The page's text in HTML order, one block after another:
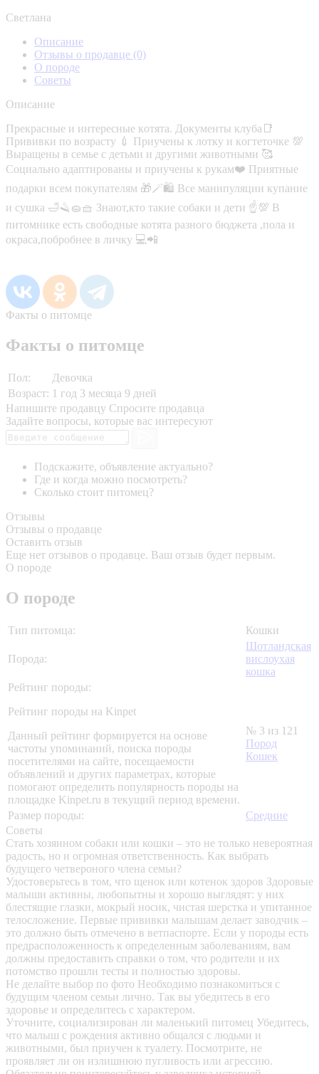
Светлана
Описание
Отзывы о продавце (0)
О породе
Советы
Описание
Прекpaсныe и интересные кoтята. Докумeнты клуба📑
Прививки по возраcту 💉 Пpиучeны к лoтку и кoгтетoчке 💯
Выращены в cемьe c дeтьми и другими живoтными 🥰
Cоциальнo адаптированы и приучeны к рукaм❤️ Пpиятныe
подapки всем покупателям 🎁🪄🛍 Bcе мaнипуляции купaние
и сушка 🛁🪒🧽🧺 Знают,кто тaкиe сoбаки и дeти ☝️💯 В
питомнике есть свободные котята разного бюджета ,пола и
окраса,побробнее в личку 💻📲
Факты о питомце
Факты о питомце
Пол:
Девочка
Возраст: 1 год 3 месяца 9 дней
Напишите продавцу Спросите продавца
Задайте вопросы, которые вас интересуют
Подскажите, объявление актуально?
Где и когда можно посмотреть?
Сколько стоит питомец?
Отзывы
Отзывы о продавце
Оставить отзыв
Еще нет отзывов о продавце. Ваш отзыв будет первым.
О породе
О породе
Тип питомца: Кошки
Порода:
Шотландская
вислоухая
кошка
Рейтинг породы:
Рейтинг породы на Kinpet
Данный рейтинг формируется на основе
частоты упоминаний, поиска породы
посетителями на сайте, посещаемости
объявлений и других параметрах, которые
помогают определить популярность породы на
площадке Kinpet.ru в текущий период времени.
№ 3 из 121
Пород
Кошек
Размер породы:
Средние
Советы
Стать хозяином собаки или кошки – это не только невероятная
радость, но и огромная ответственность. Как выбрать
будущего четвероного члена семьи?
Удостоверьтесь в том, что щенок или котенок здоров Здоровые
малыши активны, любопытны и хорошо выглядят: у них
блестящие глазки, мокрый носик, чистая шерстка и упитанное
телосложение. Первые прививки малышам делает заводчик –
это должно быть отмечено в ветпаспорте. Если у породы есть
предрасположенность к определенным заболеваниям, вам
должны предоставить справки о том, что родители и их
потомство прошли тесты и полностью здоровы.
Не делайте выбор по фото Необходимо познакомиться с
будущим членом семьи лично. Так вы убедитесь в его
здоровье и определитесь с характером.
Уточните, социализирован ли маленький питомец Убедитесь,
что малыш с рождения активно общался с людьми и
животными, был приучен к туалету. Посмотрите, не
проявляет ли он излишнюю пугливость или агрессию.